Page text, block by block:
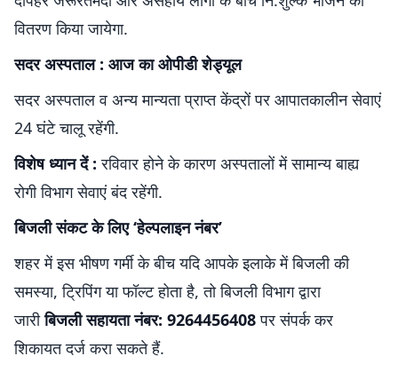
वितरण किया जायेगा.
सदर अस्पताल : आज का ओपीडी शेड्यूल
सदर अस्पताल व अन्य मान्यता प्राप्त केंद्रों पर आपातकालीन सेवाएं
24 घंटे चालू रहेंगी.
विशेष ध्यान दें : रविवार होने के कारण अस्पतालों में सामान्य बाह्य
रोगी विभाग सेवाएं बंद रहेंगी.
बिजली संकट के लिए ‘हेल्पलाइन नंबर’
शहर में इस भीषण गर्मी के बीच यदि आपके इलाके में बिजली की
समस्या, ट्रिपिंग या फॉल्ट होता है, तो बिजली विभाग द्वारा
जारीबिजली सहायता नंबर: 9264456408पर संपर्क कर
शिकायत दर्ज करा सकते हैं.